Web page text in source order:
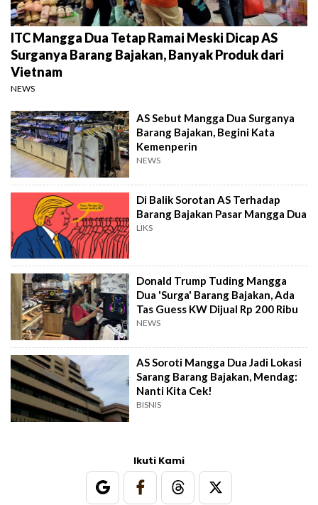
ITC Mangga Dua Tetap Ramai Meski Dicap AS
Surganya Barang Bajakan, Banyak Produk dari
Vietnam
NEWS
AS Sebut Mangga Dua Surganya
Barang Bajakan, Begini Kata
Kemenperin
NEWS
Di Balik Sorotan AS Terhadap
Barang Bajakan Pasar Mangga Dua
LIKS
Donald Trump Tuding Mangga
Dua 'Surga' Barang Bajakan, Ada
Tas Guess KW Dijual Rp 200 Ribu
NEWS
AS Soroti Mangga Dua Jadi Lokasi
Sarang Barang Bajakan, Mendag:
Nanti Kita Cek!
BISNIS
Ikuti Kami